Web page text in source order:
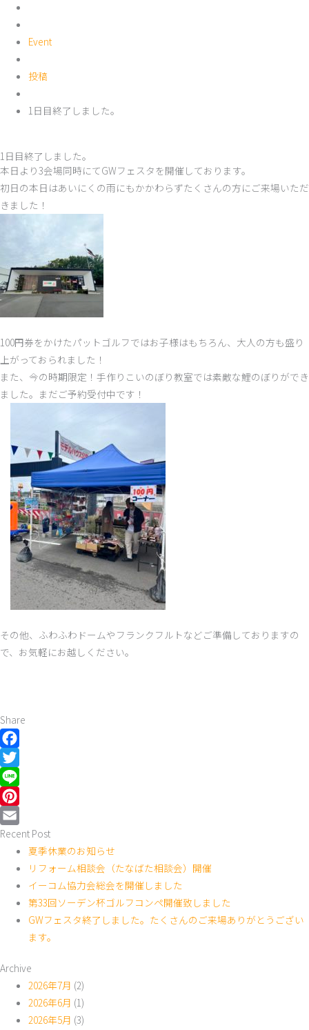
Event
投稿
1日目終了しました。
1日目終了しました。
本日より3会場同時にてGWフェスタを開催しております。
初日の本日はあいにくの雨にもかかわらずたくさんの方にご来場いただ
きました！
100円券をかけたパットゴルフではお子様はもちろん、大人の方も盛り
上がっておられました！
また、今の時期限定！手作りこいのぼり教室では素敵な鯉のぼりができ
ました。まだご予約受付中です！
その他、ふわふわドームやフランクフルトなどご準備しておりますの
で、お気軽にお越しください。
Share
Facebook
Twitter
Line
Pinterest
Email
Recent Post
夏季休業のお知らせ
リフォーム相談会（たなばた相談会）開催
イーコム協力会総会を開催しました
第33回ソーデン杯ゴルフコンペ開催致しました
GWフェスタ終了しました。たくさんのご来場ありがとうござい
ます。
Archive
2026年7月 (2)
2026年6月 (1)
2026年5月 (3)